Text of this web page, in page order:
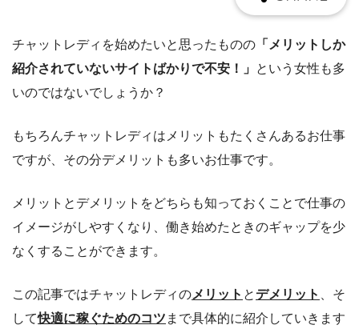
チャットレディを始めたいと思ったものの 「メリットしか
紹介されていないサイトばかりで不安！」 という女性も多
いのではないでしょうか？
もちろんチャットレディはメリットもたくさんあるお仕事
ですが、その分デメリットも多いお仕事です。
メリットとデメリットをどちらも知っておくことで仕事の
イメージがしやすくなり、働き始めたときのギャップを少
なくすることができます。
この記事ではチャットレディのメリット と デメリット
、そ
して快適に稼ぐためのコツ まで具体的に紹介していきます